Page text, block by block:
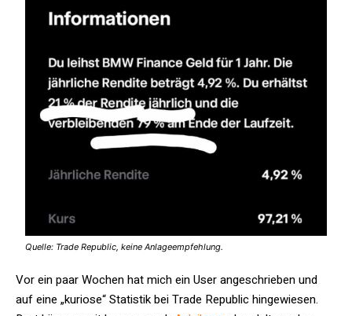
Quelle: Trade Republic, keine Anlageempfehlung.
Vor ein paar Wochen hat mich ein User angeschrieben und
auf eine „kuriose“ Statistik bei Trade Republic hingewiesen.